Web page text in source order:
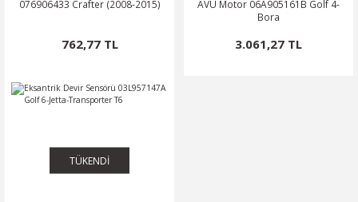
076906433 Crafter (2008-2015)
762,77 TL
AVU Motor 06A905161B Golf 4-
Bora
3.061,27 TL
TÜKENDİ